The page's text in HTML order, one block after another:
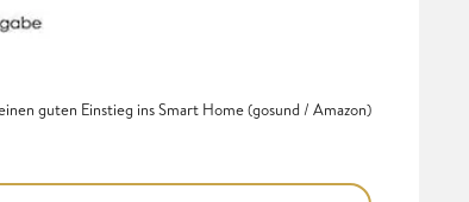
guten Einstieg ins Smart Home (gosund / Amazon)